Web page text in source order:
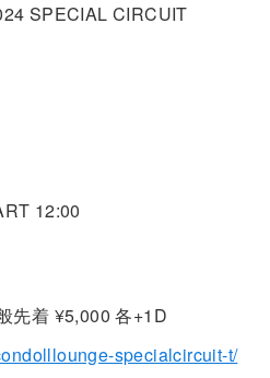
SPECIAL CIRCUIT
12:00
先着 ¥5,000 各+1D
specialcircuit-t/